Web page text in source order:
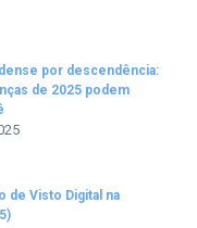
por descendência:
de 2025 podem
de Visto Digital na